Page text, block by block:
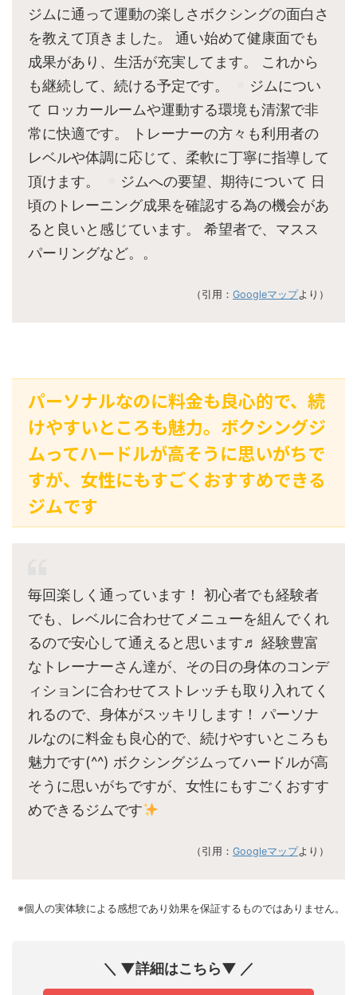
ジムに通って運動の楽しさボクシングの面白さ
を教えて頂きました。 通い始めて健康面でも
成果があり、生活が充実してます。 これから
も継続して、続ける予定です。
ジムについ
て ロッカールームや運動する環境も清潔で非
常に快適です。 トレーナーの方々も利用者の
レベルや体調に応じて、柔軟に丁寧に指導して
頂けます。
ジムへの要望、期待について 日
頃のトレーニング成果を確認する為の機会があ
ると良いと感じています。 希望者で、マスス
パーリングなど。。
（引用： Googleマップより）
パーソナルなのに料金も良心的で、続
けやすいところも魅力。ボクシングジ
ムってハードルが高そうに思いがちで
すが、女性にもすごくおすすめできる
ジムです
毎回楽しく通っています！ 初心者でも経験者
でも、レベルに合わせてメニューを組んでくれ
るので安心して通えると思います♬ 経験豊富
なトレーナーさん達が、その日の身体のコンデ
ィションに合わせてストレッチも取り入れてく
れるので、身体がスッキリします！ パーソナ
ルなのに料金も良心的で、続けやすいところも
魅力です(^^) ボクシングジムってハードルが高
そうに思いがちですが、女性にもすごくおすす
めできるジムです
（引用： Googleマップより）
※個人の実体験による感想であり効果を保証するものではありません。
＼ ▼詳細はこちら▼ ／